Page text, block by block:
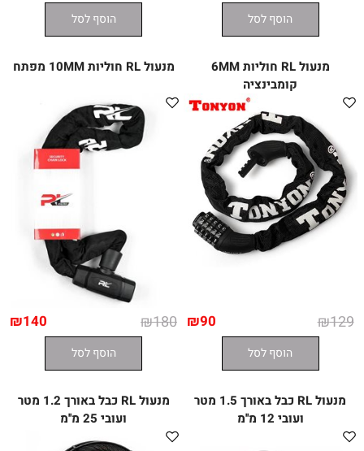
הוסף לסל הוסף לסל
מנעול RL חוליות 6MM
קומבינציה
₪129
₪90
הוסף לסל
מנעול RL חוליות 10MM מפתח
₪180
₪140
הוסף לסל
מנעול RL כבל באורך 1.5 מטר
ועובי 12 מ''מ
מנעול RL כבל באורך 1.2 מטר
ועובי 25 מ''מ